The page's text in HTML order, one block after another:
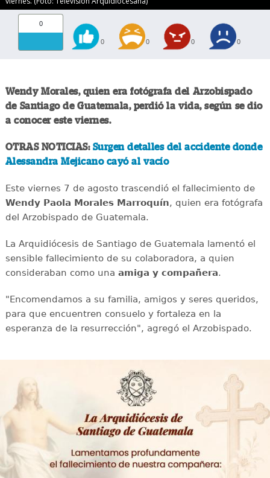
0
0 0 0 0
Wendy Morales, quien era fotógrafa del Arzobispado
de Santiago de Guatemala, perdió la vida, según se dio
a conocer este viernes.
OTRAS NOTICIAS: Surgen detalles del accidente donde
Alessandra Mejicano cayó al vacío
Este viernes 7 de agosto trascendió el fallecimiento de
Wendy Paola Morales Marroquín, quien era fotógrafa
del Arzobispado de Guatemala.
La Arquidiócesis de Santiago de Guatemala lamentó el
sensible fallecimiento de su colaboradora, a quien
consideraban como una amiga y compañera.
"Encomendamos a su familia, amigos y seres queridos,
para que encuentren consuelo y fortaleza en la
esperanza de la resurrección", agregó el Arzobispado.